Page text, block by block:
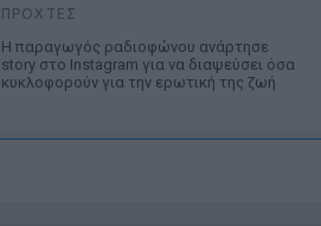
ΠΡΟΧΤΈΣ
Η παραγωγός ραδιοφώνου ανάρτησε
story στο Instagram για να διαψεύσει όσα
κυκλοφορούν για την ερωτική της ζωή